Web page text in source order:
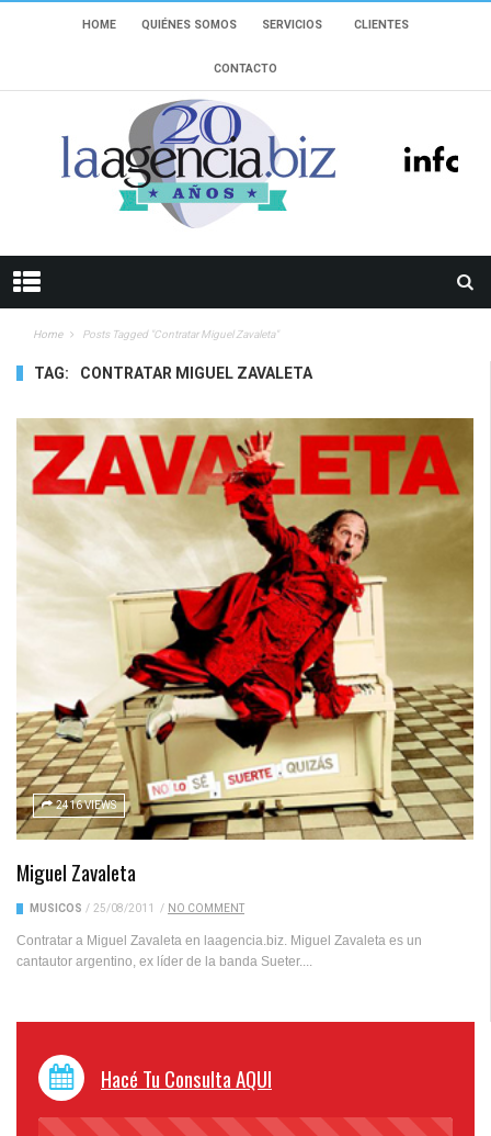
HOME QUIÉNES SOMOS SERVICIOS CLIENTES
CONTACTO
Home Posts Tagged "contratar Miguel Zavaleta"
TAG: CONTRATAR MIGUEL ZAVALETA
2416 VIEWS
Miguel Zavaleta
MUSICOS / 25/08/2011 / NO COMMENT
Contratar a Miguel Zavaleta en laagencia.biz. Miguel Zavaleta es un
cantautor argentino, ex líder de la banda Sueter....
Hacé Tu Consulta AQUI
45%